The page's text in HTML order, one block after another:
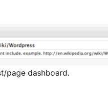
page dashboard.